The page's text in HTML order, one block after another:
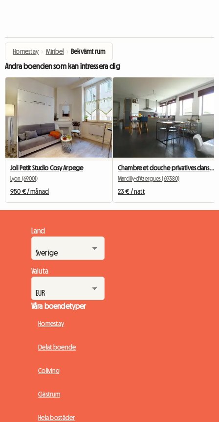
Homestay › Miribel › Bekvämt rum
Andra boenden som kan intressera dig
Joli Petit Studio Cosy Arpege
Lyon (69001)
950 € / månad
Chambre et douche privatives dans loft avec terrasse 40 m2
Marcilly-d'Azergues (69380)
23 € / natt
Land
Valuta
Våra boendetyper
Homestay
Delat boende
Coliving
Gästrum
Hela bostäder